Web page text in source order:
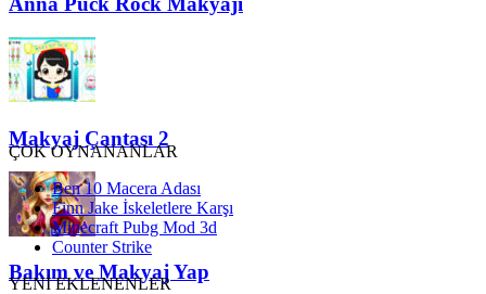
Makyaj Çantası 2
Bakım ve Makyaj Yap
ÇOK OYNANANLAR
Ben 10 Macera Adası
Finn Jake İskeletlere Karşı
Minecraft Pubg Mod 3d
Counter Strike
YENİ EKLENENLER